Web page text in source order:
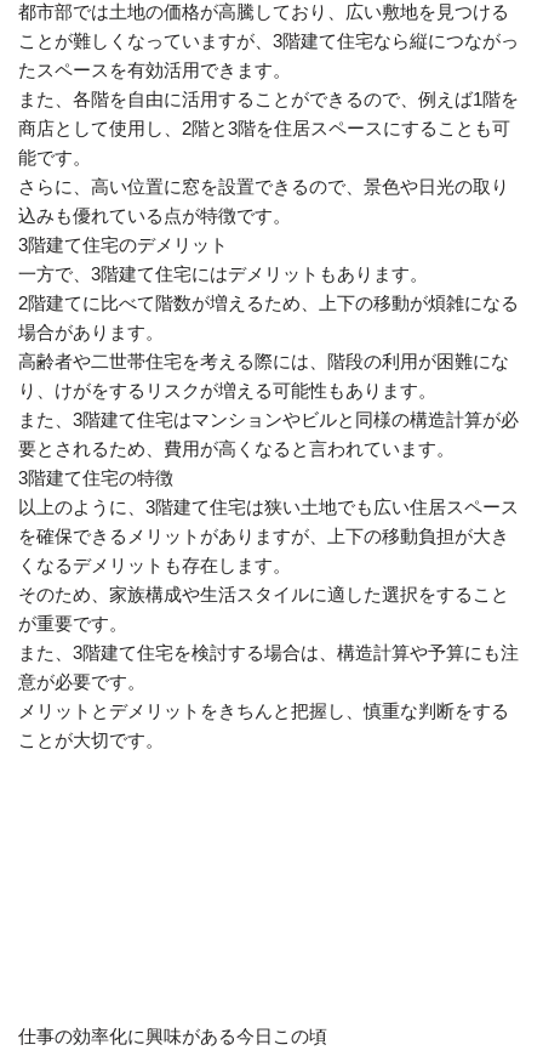
都市部では土地の価格が高騰しており、広い敷地を見つける
ことが難しくなっていますが、3階建て住宅なら縦につながっ
たスペースを有効活用できます。
また、各階を自由に活用することができるので、例えば1階を
商店として使用し、2階と3階を住居スペースにすることも可
能です。
さらに、高い位置に窓を設置できるので、景色や日光の取り
込みも優れている点が特徴です。
3階建て住宅のデメリット
一方で、3階建て住宅にはデメリットもあります。
2階建てに比べて階数が増えるため、上下の移動が煩雑になる
場合があります。
高齢者や二世帯住宅を考える際には、階段の利用が困難にな
り、けがをするリスクが増える可能性もあります。
また、3階建て住宅はマンションやビルと同様の構造計算が必
要とされるため、費用が高くなると言われています。
3階建て住宅の特徴
以上のように、3階建て住宅は狭い土地でも広い住居スペース
を確保できるメリットがありますが、上下の移動負担が大き
くなるデメリットも存在します。
そのため、家族構成や生活スタイルに適した選択をすること
が重要です。
また、3階建て住宅を検討する場合は、構造計算や予算にも注
意が必要です。
メリットとデメリットをきちんと把握し、慎重な判断をする
ことが大切です。
仕事の効率化に興味がある今日この頃